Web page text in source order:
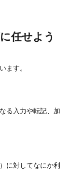
任せよう
ます。
る入力や転記、加
に対してなにか利